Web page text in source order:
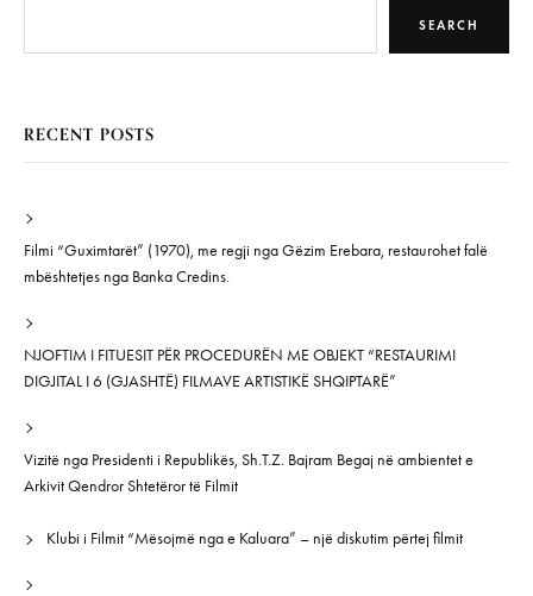
SEARCH
RECENT POSTS
Filmi “Guximtarët” (1970), me regji nga Gëzim Erebara, restaurohet falë
mbështetjes nga Banka Credins.
NJOFTIM I FITUESIT PËR PROCEDURËN ME OBJEKT “RESTAURIMI
DIGJITAL I 6 (GJASHTË) FILMAVE ARTISTIKË SHQIPTARË”
Vizitë nga Presidenti i Republikës, Sh.T.Z. Bajram Begaj në ambientet e
Arkivit Qendror Shtetëror të Filmit
Klubi i Filmit “Mësojmë nga e Kaluara” – një diskutim përtej filmit